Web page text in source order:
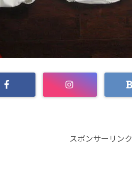
スポンサーリンク